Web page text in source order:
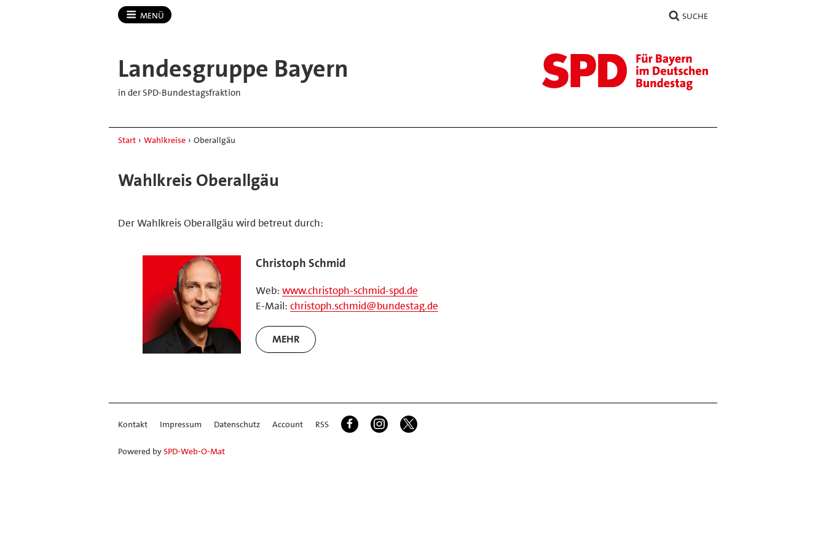
MENÜ SUCHE
Landesgruppe Bayern
in der SPD-Bundestagsfraktion
Start › Wahlkreise › Oberallgäu
Wahlkreis Oberallgäu
Der Wahlkreis Oberallgäu wird betreut durch:
Christoph Schmid
Web: www.christoph-schmid-spd.de
E-Mail: christoph.schmid@bundestag.de
MEHR
Kontakt Impressum Datenschutz Account RSS
Powered bySPD-Web-O-Mat